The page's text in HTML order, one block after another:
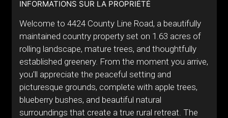
INFORMATIONS SUR LA PROPRIÉTÉ
Welcome to 4424 County Line Road, a beautifully
maintained country property set on 1.63 acres of
rolling landscape, mature trees, and thoughtfully
established greenery. From the moment you arrive,
you'll appreciate the peaceful setting and
picturesque grounds, complete with apple trees,
blueberry bushes, and beautiful natural
surroundings that create a true rural retreat. The